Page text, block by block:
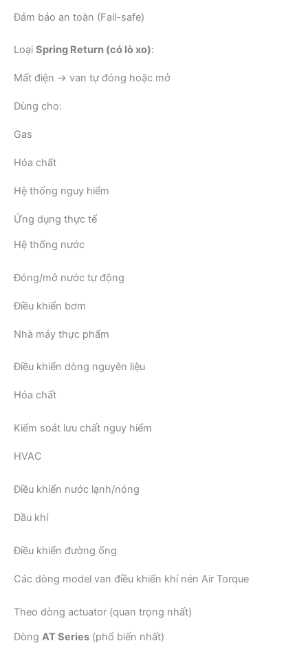
Đảm bảo an toàn (Fail-safe)
Loại Spring Return (có lò xo):
Mất điện → van tự đóng hoặc mở
Dùng cho:
Gas
Hóa chất
Hệ thống nguy hiểm
Ứng dụng thực tế
Hệ thống nước
Đóng/mở nước tự động
Điều khiển bơm
Nhà máy thực phẩm
Điều khiển dòng nguyên liệu
Hóa chất
Kiểm soát lưu chất nguy hiểm
HVAC
Điều khiển nước lạnh/nóng
Dầu khí
Điều khiển đường ống
Các dòng model van điều khiển khí nén Air Torque
Theo dòng actuator (quan trọng nhất)
Dòng AT Series (phổ biến nhất)